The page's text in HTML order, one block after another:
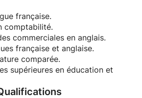
langue peut ouvrir des
pour votre cheminement de
mettre mon expérience à votre
à vos questions.
pour atteindre votre objectif.
compétitifs.
est le bienvenu.
française.
comptabilité.
commerciales en anglais.
française et anglaise.
comparée.
supérieures en éducation et